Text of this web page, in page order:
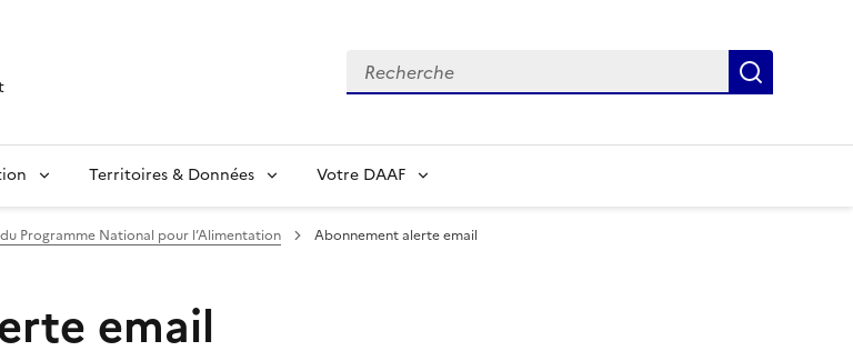
Recherche
Territoires & Données Votre DAAF
Programme National pour l’Alimentation Abonnement alerte email
email